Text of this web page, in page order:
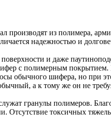
производят из полимера,
надежностью и
и даже
с полимерным покрытием.
обычного шифера, но при
а к тому же он не
гранулы полимеров.
Отсутствие токсичных